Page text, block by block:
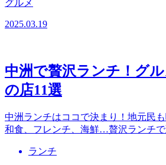
グルメ
2025.03.19
中洲で贅沢ランチ！グ
の店11選
中洲ランチはココで決まり！地元民も
和食、フレンチ、海鮮…贅沢ランチで
ランチ